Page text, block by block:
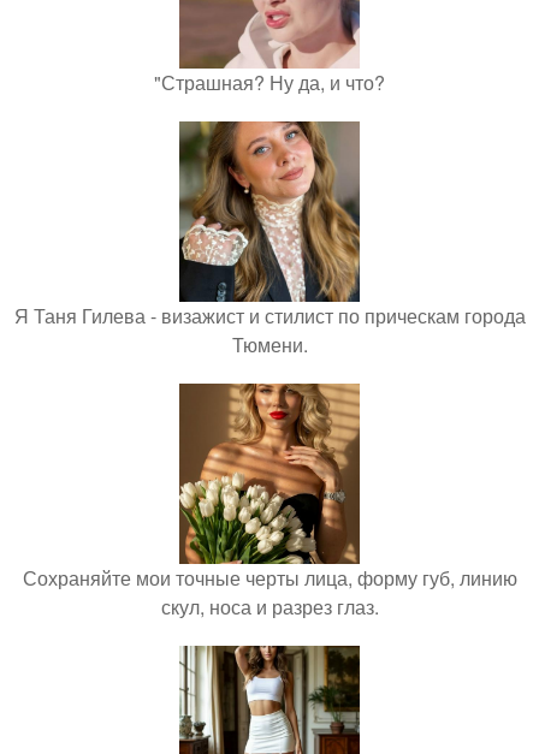
"Страшная? Ну да, и что?
Я Таня Гилева - визажист и стилист по прическам города
Тюмени.
Сохраняйте мои точные черты лица, форму губ, линию
скул, носа и разрез глаз.